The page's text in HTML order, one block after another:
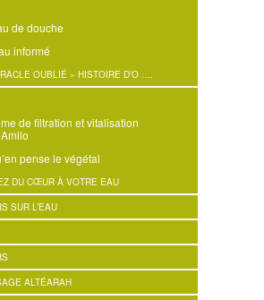
de douche
informé
OUBLIÉ » HISTOIRE D’O ….
de filtration et vitalisation
pense le végétal
DU CŒUR À VOTRE EAU
SUR L’EAU
ALTÉARAH